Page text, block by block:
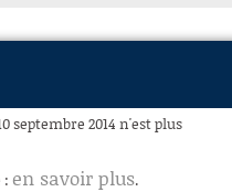
septembre 2014 n'est plus
: en savoir plus.